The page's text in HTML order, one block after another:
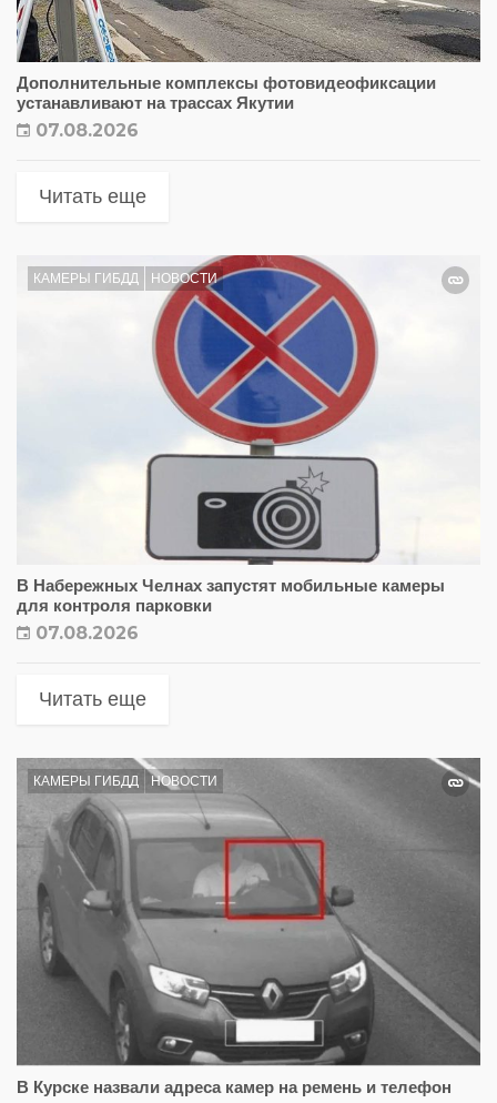
Дополнительные комплексы фотовидеофиксации
устанавливают на трассах Якутии
07.08.2026
Читать еще
КАМЕРЫ ГИБДД НОВОСТИ
В Набережных Челнах запустят мобильные камеры
для контроля парковки
07.08.2026
Читать еще
КАМЕРЫ ГИБДД НОВОСТИ
В Курске назвали адреса камер на ремень и телефон